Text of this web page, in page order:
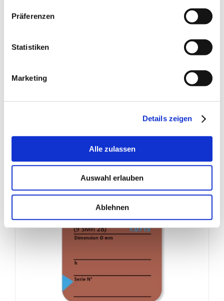
Präferenzen
Statistiken
Marketing
Details zeigen
Alle zulassen
Auswahl erlauben
Ablehnen